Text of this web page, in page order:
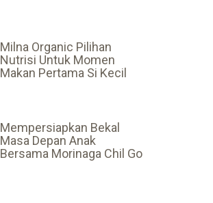
Milna Organic Pilihan
Nutrisi Untuk Momen
Makan Pertama Si Kecil
Mempersiapkan Bekal
Masa Depan Anak
Bersama Morinaga Chil Go